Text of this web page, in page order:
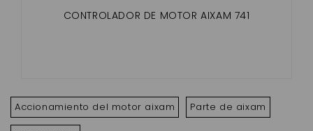
CONTROLADOR DE MOTOR AIXAM 741
Accionamiento del motor aixam Parte de aixam